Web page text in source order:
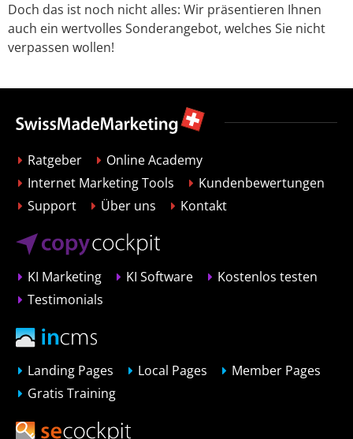
Doch das ist noch nicht alles: Wir präsentieren Ihnen
auch ein wertvolles Sonderangebot, welches Sie nicht
verpassen wollen!
Ratgeber
Online Academy
Internet Marketing Tools
Kundenbewertungen
Support
Über uns Kontakt
KI Marketing KI Software
Kostenlos testen
Testimonials
Landing Pages Local Pages
Member Pages
Gratis Training